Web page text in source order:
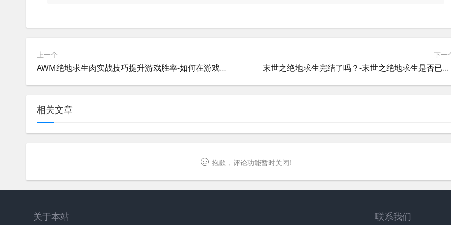
上一个
AWM绝地求生肉实战技巧提升游戏胜率-如何在游戏中最大化利用AWM绝地求生肉
下一
末世之绝地求生完结了吗？-末世之绝地求生是否已经正式完结？
相关文章
抱歉，评论功能暂时关闭!
关于本站 联系我们